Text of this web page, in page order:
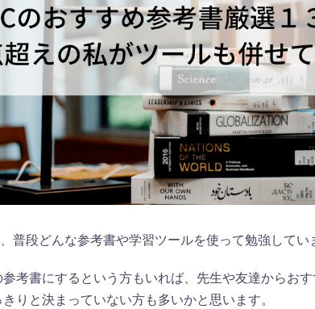
普段どんな参考書や学習ツールを使って勉強してい
考書にするという方もいれば、先生や友達からお
りと決まっていない方も多いかと思います。